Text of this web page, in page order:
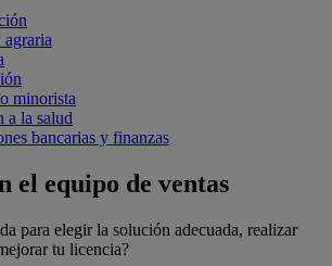
agraria
minorista
a la salud
bancarias y finanzas
el equipo de ventas
para elegir la solución adecuada, realizar
tu licencia?